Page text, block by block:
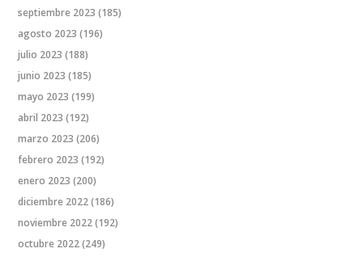
septiembre 2023 (185)
agosto 2023 (196)
julio 2023 (188)
junio 2023 (185)
mayo 2023 (199)
abril 2023 (192)
marzo 2023 (206)
febrero 2023 (192)
enero 2023 (200)
diciembre 2022(186)
noviembre 2022(192)
octubre 2022(249)